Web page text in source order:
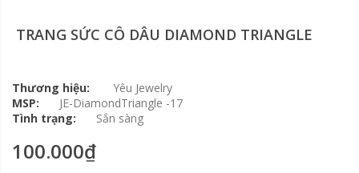
TRANG SỨC CÔ DÂU DIAMOND TRIANGLE
Thương hiệu:
Yêu Jewelry
MSP:
JE-DiamondTriangle -17
Tình trạng:
Sắn sàng
100.000₫